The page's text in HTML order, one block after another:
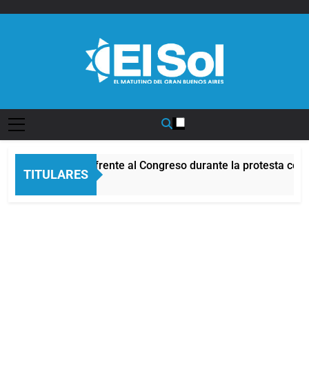
TITULARES
Incidentes frente al Congreso durante la protesta
6 Horas Atrás